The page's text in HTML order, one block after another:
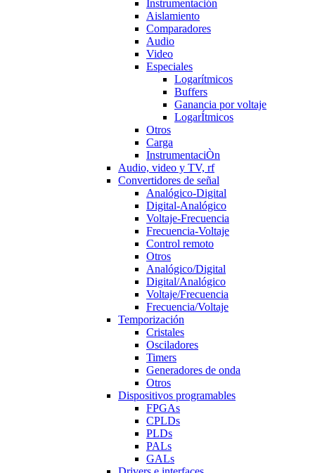
Instrumentación
Aislamiento
Comparadores
Audio
Video
Especiales
Logarítmicos
Buffers
Ganancia por voltaje
LogarÍtmicos
Otros
Carga
InstrumentaciÒn
Audio, video y TV, rf
Convertidores de señal
Analógico-Digital
Digital-Analógico
Voltaje-Frecuencia
Frecuencia-Voltaje
Control remoto
Otros
Analógico/Digital
Digital/Analógico
Voltaje/Frecuencia
Frecuencia/Voltaje
Temporización
Cristales
Osciladores
Timers
Generadores de onda
Otros
Dispositivos programables
FPGAs
CPLDs
PLDs
PALs
GALs